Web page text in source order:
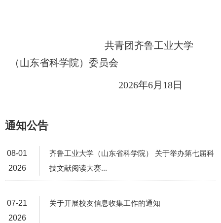
共青团齐鲁工业大学
（山东省科学院）委员会
2026年6月18日
通知公告
08-01
2026
齐鲁工业大学（山东省科学院） 关于举办第七届科
技文献阅读大赛...
07-21
2026
关于开展校友信息收集工作的通知